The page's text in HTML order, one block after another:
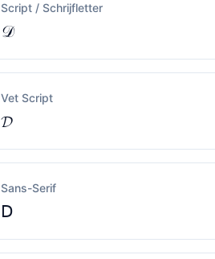
Script / Schrijfletter
𝒟
Vet Script
𝓓
Sans-Serif
𝖣